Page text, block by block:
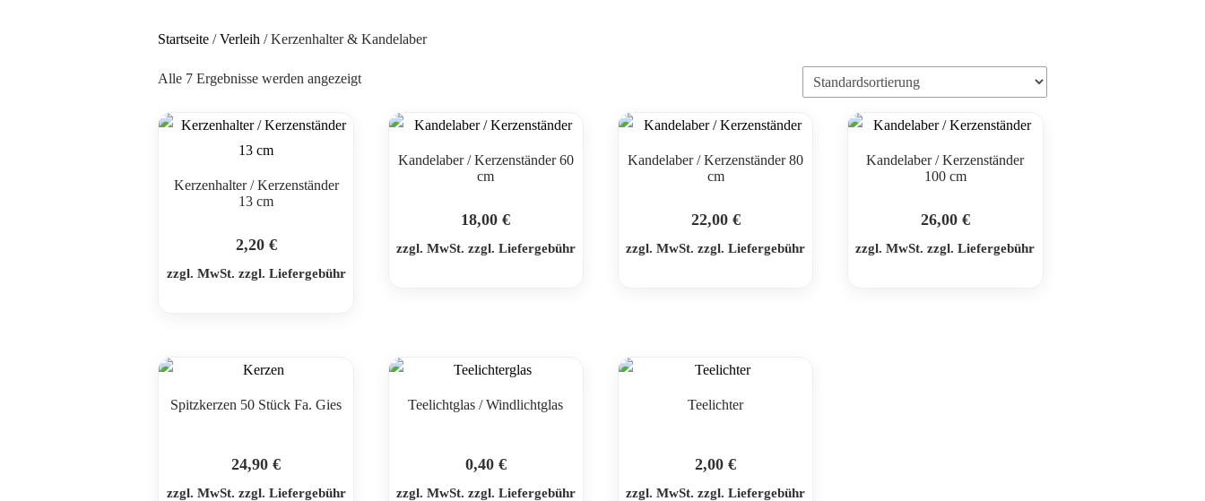
Startseite /Verleih / Kerzenhalter & Kandelaber
Alle 7 Ergebnisse werden angezeigt
Kerzenhalter / Kerzenständer
13 cm
2,20 €
zzgl. MwSt. zzgl. Liefergebühr
Kandelaber / Kerzenständer 60
cm
18,00€
zzgl. MwSt. zzgl. Liefergebühr
Kandelaber / Kerzenständer 80
cm
22,00 €
zzgl. MwSt. zzgl. Liefergebühr
Kandelaber / Kerzenständer
100 cm
26,00 €
zzgl. MwSt. zzgl. Liefergebühr
Spitzkerzen 50 Stück Fa. Gies
24,90€
zzgl. MwSt. zzgl. Liefergebühr
Teelichtglas / Windlichtglas
0,40 €
zzgl. MwSt. zzgl. Liefergebühr
Teelichter
2,00€
zzgl. MwSt. zzgl. Liefergebühr